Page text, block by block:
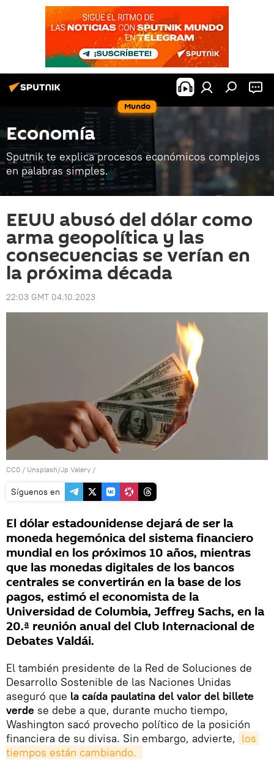
Mundo
Economía
Sputnik te explica procesos económicos complejos
en palabras simples.
EEUU abusó del dólar como
arma geopolítica y las
consecuencias se verían en
la próxima década
22:03 GMT 04.10.2023
CC0 / Unsplash/Jp Valery /
Síguenos en
El dólar estadounidense dejará de ser la
moneda hegemónica del sistema financiero
mundial en los próximos 10 años, mientras
que las monedas digitales de los bancos
centrales se convertirán en la base de los
pagos, estimó el economista de la
Universidad de Columbia, Jeffrey Sachs, en la
20.ª reunión anual del Club Internacional de
Debates Valdái.
El también presidente de la Red de Soluciones de
Desarrollo Sostenible de las Naciones Unidas
aseguró que la caída paulatina del valor del billete
verde se debe a que, durante mucho tiempo,
Washington sacó provecho político de la posición
financiera de su divisa. Sin embargo, advierte, los
tiempos están cambiando.